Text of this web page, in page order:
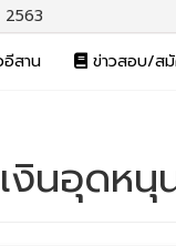
สาน ข่าวสอบ/ส
เงินอุดหนุ